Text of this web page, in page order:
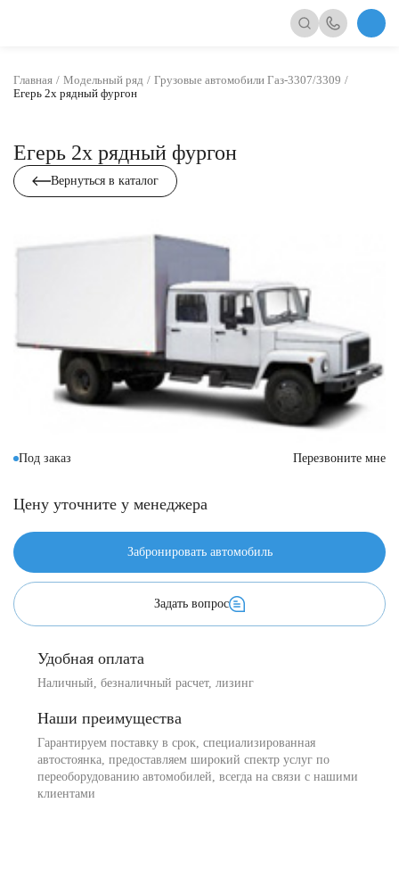
Главная Модельный ряд
Грузовые автомобили Газ-3307/3309
Егерь 2х рядный фургон
Егерь 2х рядный фургон
Вернуться в каталог
Под заказ Перезвоните мне
Цену уточните у менеджера
Забронировать автомобиль
Задать вопрос
Удобная оплата
Наличный, безналичный расчет, лизинг
Наши преимущества
Гарантируем поставку в срок, специализированная
автостоянка, предоставляем широкий спектр услуг по
переоборудованию автомобилей, всегда на связи с нашими
клиентами